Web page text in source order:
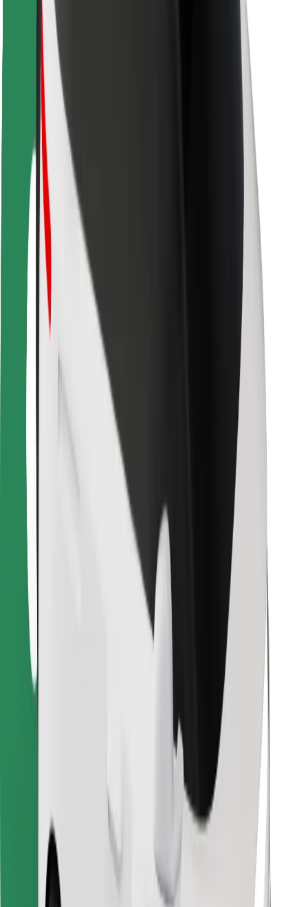
Varnost skirojev
Varnostni kotiček
Mesta
Lokacije
Rešitve za mesto
Letališča
Bolt polnilne postaje
Pomoč
Za potnike
Za voznike
Za dostavljavce
Bolt Food
Za lastnike voznih parkov
Za restavracije
Bolt za podjetja
Pogoji poslovanja
Do vožnje v nekaj minutah!
Prenesi aplikacijo Bolt
Najdi svojo najljubšo hrano!
Prenesi aplikacijo Bolt Food